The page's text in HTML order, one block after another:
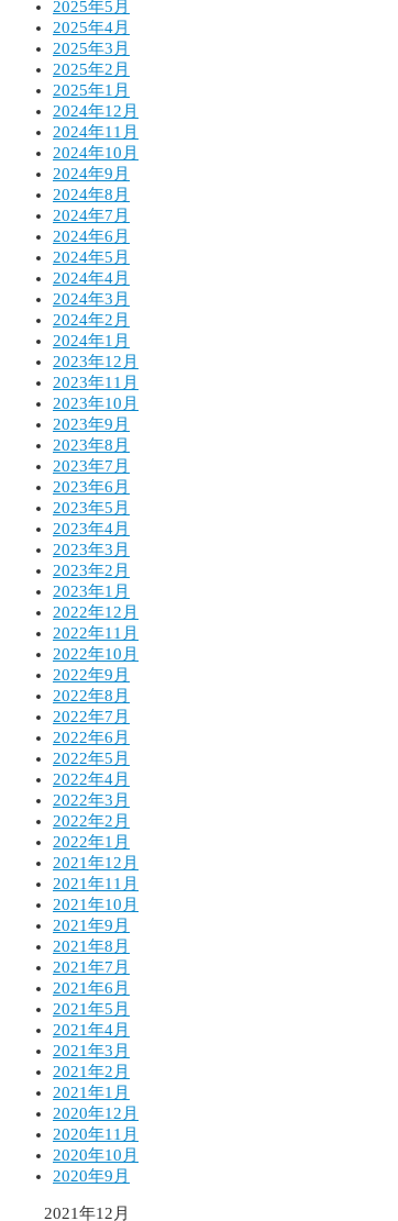
2025年5月
2025年4月
2025年3月
2025年2月
2025年1月
2024年12月
2024年11月
2024年10月
2024年9月
2024年8月
2024年7月
2024年6月
2024年5月
2024年4月
2024年3月
2024年2月
2024年1月
2023年12月
2023年11月
2023年10月
2023年9月
2023年8月
2023年7月
2023年6月
2023年5月
2023年4月
2023年3月
2023年2月
2023年1月
2022年12月
2022年11月
2022年10月
2022年9月
2022年8月
2022年7月
2022年6月
2022年5月
2022年4月
2022年3月
2022年2月
2022年1月
2021年12月
2021年11月
2021年10月
2021年9月
2021年8月
2021年7月
2021年6月
2021年5月
2021年4月
2021年3月
2021年2月
2021年1月
2020年12月
2020年11月
2020年10月
2020年9月
2021年12月